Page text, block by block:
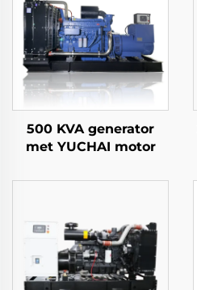
500 KVA generator
met YUCHAI motor